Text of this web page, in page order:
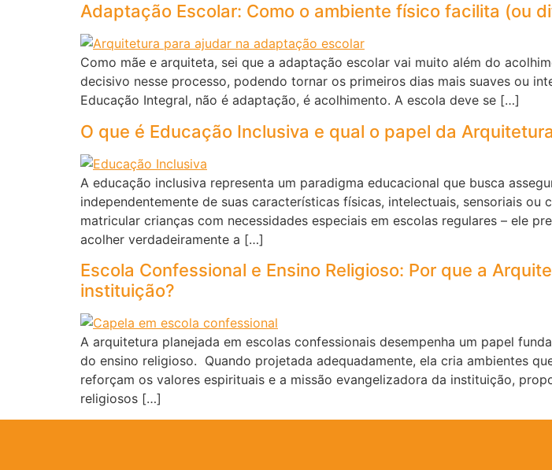
Adaptação Escolar: Como o ambiente físico facilita (ou
Como mãe e arquiteta, sei que a adaptação escolar vai muito além do
decisivo nesse processo, podendo tornar os primeiros dias mais suaves ou
Educação Integral, não é adaptação, é acolhimento. A escola deve se […]
O que é Educação Inclusiva e qual o papel da
A educação inclusiva representa um paradigma educacional que busca
independentemente de suas características físicas, intelectuais, sensoriais
matricular crianças com necessidades especiais em escolas regulares – ele
acolher verdadeiramente a […]
Escola Confessional e Ensino Religioso: Por que a
instituição?
A arquitetura planejada em escolas confessionais desempenha um papel
do ensino religioso. Quando projetada adequadamente, ela cria ambientes
reforçam os valores espirituais e a missão evangelizadora da instituição,
religiosos […]